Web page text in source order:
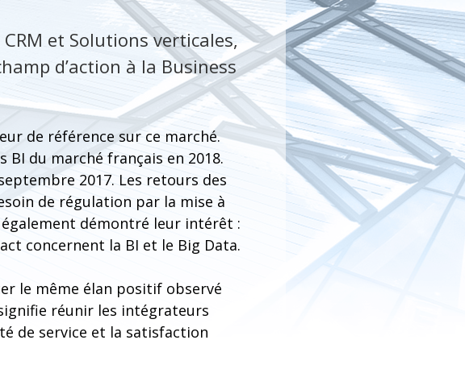
CRM et Solutions verticales,
d’action à la Business
de référence sur ce marché.
du marché français en 2018.
2017. Les retours des
de régulation par la mise à
démontré leur intérêt :
concernent la BI et le Big Data.
le même élan positif observé
signifie réunir les intégrateurs
de service et la satisfaction